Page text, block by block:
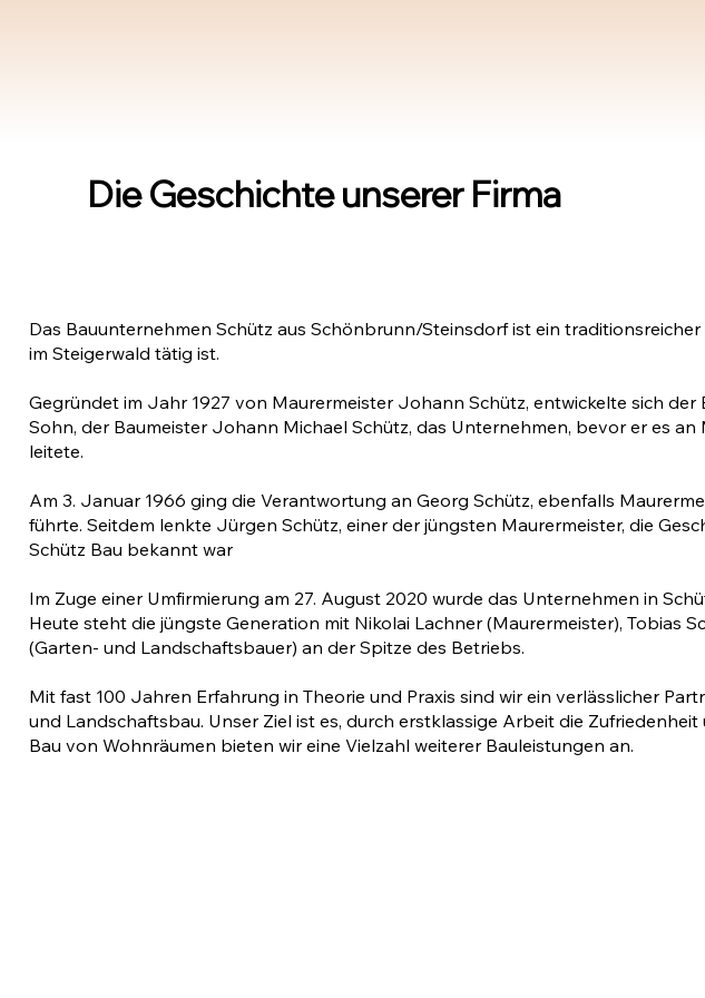
Die Geschichte unserer Firma
Das Bauunternehmen Schütz aus Schönbrunn/Steinsdorf ist ein
im Steigerwald tätig ist.
Gegründet im Jahr 1927 von Maurermeister Johann Schütz, entwickelte sich
Sohn, der Baumeister Johann Michael Schütz, das Unternehmen, bevor er es
leitete.
Am 3. Januar 1966 ging die Verantwortung an Georg Schütz, ebenfalls
führte. Seitdem lenkte Jürgen Schütz, einer der jüngsten Maurermeister, die
Schütz Bau bekannt war
Im Zuge einer Umfirmierung am 27. August 2020 wurde das Unternehmen in
Heute steht die jüngste Generation mit Nikolai Lachner (Maurermeister), Tobias
(Garten- und Landschaftsbauer) an der Spitze des Betriebs.
Mit fast 100 Jahren Erfahrung in Theorie und Praxis sind wir ein verlässlicher
und Landschaftsbau. Unser Ziel ist es, durch erstklassige Arbeit die
Bau von Wohnräumen bieten wir eine Vielzahl weiterer Bauleistungen an.